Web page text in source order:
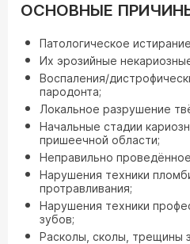
ОСНОВНЫЕ
Патологическое
Их эрозийные
Воспаления/
пародонта;
Локальное разрушение
Начальные стадии
пришеечной области;
Неправильно
Нарушения техники
протравливания;
Нарушения техники
зубов;
Расколы, сколы, трещины